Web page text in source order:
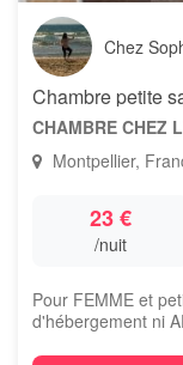
Chez
Chambre petite
CHAMBRE CHEZ
Montpellier,
23 €
/nuit
Pour FEMME et
d'hébergement ni